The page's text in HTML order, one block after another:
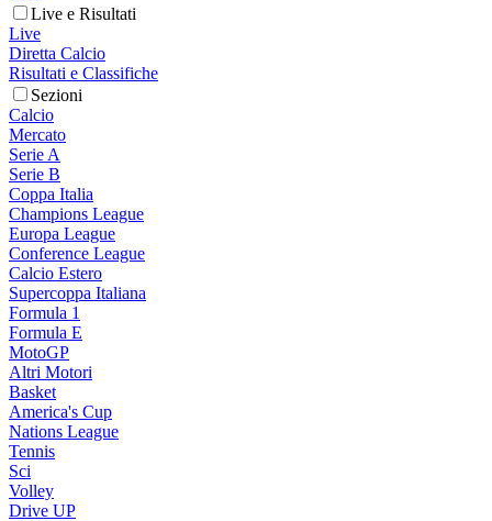
Live e Risultati
Live
Diretta Calcio
Risultati e Classifiche
Sezioni
Calcio
Mercato
Serie A
Serie B
Coppa Italia
Champions League
Europa League
Conference League
Calcio Estero
Supercoppa Italiana
Formula 1
Formula E
MotoGP
Altri Motori
Basket
America's Cup
Nations League
Tennis
Sci
Volley
Drive UP